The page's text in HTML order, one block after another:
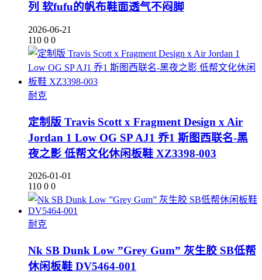
列 软fufu的帆布鞋面透气不闷脚
2026-06-21
110 0 0
耐克
定制版 Travis Scott x Fragment Design x Air
Jordan 1 Low OG SP AJ1 乔1 斯图西联名-黑
夜之影 低帮文化休闲板鞋 XZ3398-003
2026-01-01
110 0 0
耐克
Nk SB Dunk Low ”Grey Gum” 灰生胶 SB低帮
休闲板鞋 DV5464-001